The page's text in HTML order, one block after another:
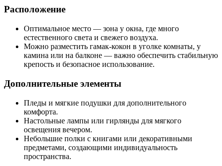
Расположение
Оптимальное место — зона у окна, где много
естественного света и свежего воздуха.
Можно разместить гамак-кокон в уголке комнаты, у
камина или на балконе — важно обеспечить стабильную
крепость и безопасное использование.
Дополнительные элементы
Пледы и мягкие подушки для дополнительного
комфорта.
Настольные лампы или гирлянды для мягкого
освещения вечером.
Небольшие полки с книгами или декоративными
предметами, создающими индивидуальность
пространства.